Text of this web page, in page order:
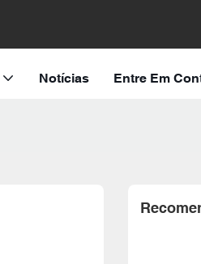
Notícias Entre Em